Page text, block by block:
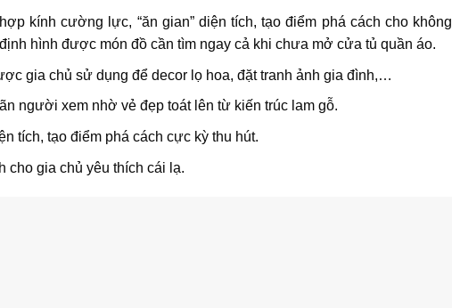
kính cường lực, “ăn gian” diện tích, tạo điểm phá cách cho không
hình được món đồ cần tìm ngay cả khi chưa mở cửa tủ quần áo.
gia chủ sử dụng để decor lọ hoa, đặt tranh ảnh gia đình,…
người xem nhờ vẻ đẹp toát lên từ kiến trúc lam gỗ.
tích, tạo điểm phá cách cực kỳ thu hút.
cho gia chủ yêu thích cái lạ.